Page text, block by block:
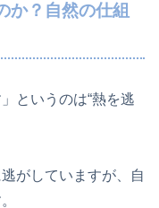
か？自然の仕組
というのは“熱を逃
がしていますが、自